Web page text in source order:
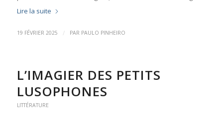
Lire la suite
19 FÉVRIER 2025 / PAR PAULO PINHEIRO
L’IMAGIER DES PETITS
LUSOPHONES
LITTÉRATURE